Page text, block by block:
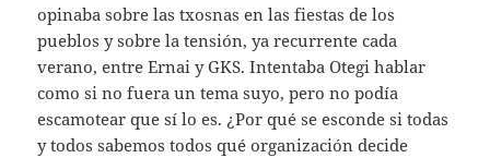
opinaba sobre las txosnas en las fiestas de los
pueblos y sobre la tensión, ya recurrente cada
verano, entre Ernai y GKS. Intentaba Otegi hablar
como si no fuera un tema suyo, pero no podía
escamotear que sí lo es. ¿Por qué se esconde si todas
y todos sabemos todos qué organización decide